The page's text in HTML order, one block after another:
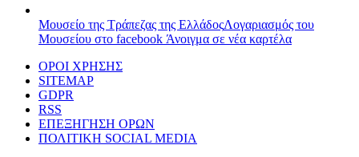
Μουσείο της Τράπεζας της ΕλλάδοςΛογαριασμός του
Μουσείου στο facebook Άνοιγμα σε νέα καρτέλα
ΟΡΟΙ ΧΡΗΣΗΣ
SITEMAP
GDPR
RSS
ΕΠΕΞΗΓΗΣΗ ΟΡΩΝ
ΠΟΛΙΤΙΚΗ SOCIAL MEDIA